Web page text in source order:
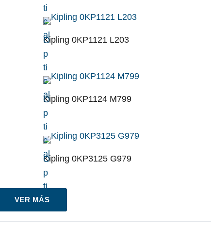
ti
c
al
O
p
ti
c
al
Kipling 0KP1121 L203
O
p
ti
c
al
Kipling 0KP1124 M799
O
p
ti
c
al
Kipling 0KP3125 G979
VER MÁS